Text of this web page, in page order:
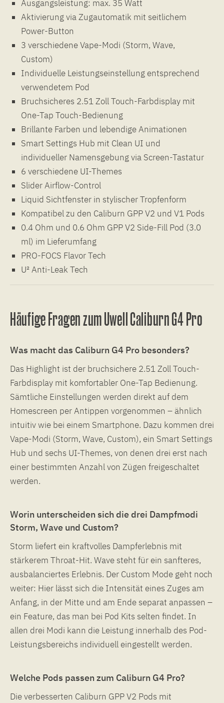
Ausgangsleistung: max. 35 Watt
Aktivierung via Zugautomatik mit seitlichem
Power-Button
3 verschiedene Vape-Modi (Storm, Wave,
Custom)
Individuelle Leistungseinstellung entsprechend
verwendetem Pod
Bruchsicheres 2.51 Zoll Touch-Farbdisplay mit
One-Tap Touch-Bedienung
Brillante Farben und lebendige Animationen
Smart Settings Hub mit Clean UI und
individueller Namensgebung via Screen-Tastatur
6 verschiedene UI-Themes
Slider Airflow-Control
Liquid Sichtfenster in stylischer Tropfenform
Kompatibel zu den Caliburn GPP V2 und V1 Pods
0.4 Ohm und 0.6 Ohm GPP V2 Side-Fill Pod (3.0
ml) im Lieferumfang
PRO-FOCS Flavor Tech
U² Anti-Leak Tech
Häufige Fragen zum Uwell Caliburn G4 Pro
Was macht das Caliburn G4 Pro besonders?
Das Highlight ist der bruchsichere 2.51 Zoll Touch-
Farbdisplay mit komfortabler One-Tap Bedienung.
Sämtliche Einstellungen werden direkt auf dem
Homescreen per Antippen vorgenommen – ähnlich
intuitiv wie bei einem Smartphone. Dazu kommen drei
Vape-Modi (Storm, Wave, Custom), ein Smart Settings
Hub und sechs UI-Themes, von denen drei erst nach
einer bestimmten Anzahl von Zügen freigeschaltet
werden.
Worin unterscheiden sich die drei Dampfmodi
Storm, Wave und Custom?
Storm liefert ein kraftvolles Dampferlebnis mit
stärkerem Throat-Hit. Wave steht für ein sanfteres,
ausbalanciertes Erlebnis. Der Custom Mode geht noch
weiter: Hier lässt sich die Intensität eines Zuges am
Anfang, in der Mitte und am Ende separat anpassen –
ein Feature, das man bei Pod Kits selten findet. In
allen drei Modi kann die Leistung innerhalb des Pod-
Leistungsbereichs individuell eingestellt werden.
Welche Pods passen zum Caliburn G4 Pro?
Die verbesserten Caliburn GPP V2 Pods mit